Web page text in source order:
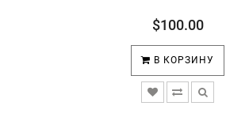
$100.00
В КОРЗИНУ